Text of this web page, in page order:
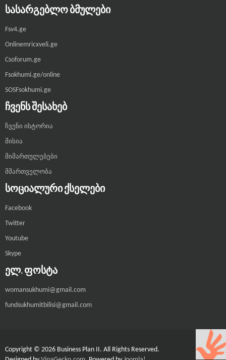
ᲡᲐᲡᲐᲠᲒᲔᲑᲚᲝ ᲑᲛᲣᲚᲔᲑᲘ
Fsv4.ge
Onlinemricxveli.ge
Csoforum.ge
Fsokhumi.ge/online
SOSFsokhumi.ge
ᲩᲕᲔᲜᲡ ᲨᲔᲡᲐᲮᲔᲑ
ჩვენი ისტორია
მისია
მიმართულებები
მმართველობა
ᲡᲝᲪᲘᲐᲚᲣᲠᲘ ᲥᲡᲔᲚᲔᲑᲘ
Facebook
Twitter
Youtube
Skype
ᲔᲚ. ᲤᲝᲡᲢᲐ
womansukhumi@gmail.com
fundsukhumitbilisi@gmail.com
Copyright © 2026 Business Plan II. All Rights Reserved.